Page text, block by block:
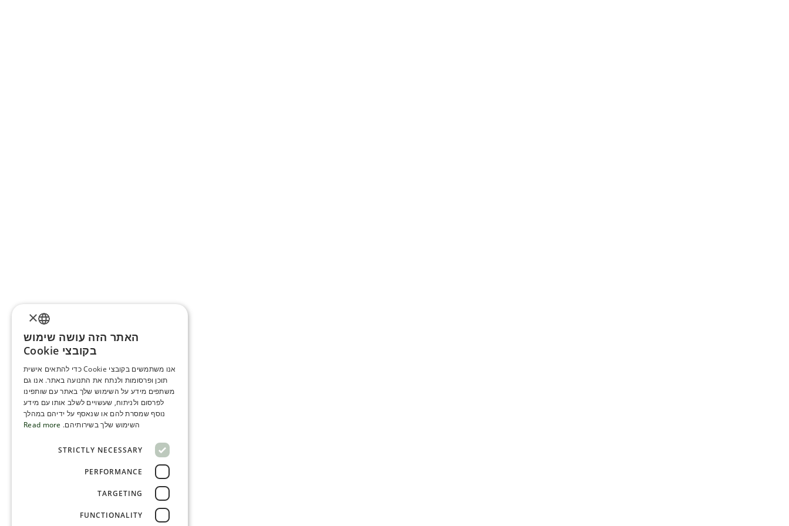
ENGLISH
SERBIA
HEBREW
RUSSIAN
SERBIAN-2
×
האתר הזה עושה שימוש
בקובצי Cookie
אנו משתמשים בקובצי Cookie כדי להתאים אישית
תוכן ופרסומות ולנתח את התנועה באתר. אנו גם
משתפים מידע על השימוש שלך באתר עם שותפינו
לפרסום ולניתוח, שעשויים לשלב אותו עם מידע
נוסף שמסרת להם או שנאסף על ידיהם במהלך
השימוש שלך בשירותיהם. Read more
STRICTLY NECESSARY
PERFORMANCE
TARGETING
FUNCTIONALITY